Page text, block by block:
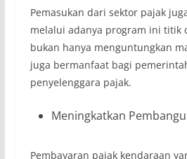
Pemasukan dari sektor pajak
melalui adanya program ini titik
bukan hanya menguntungkan
juga bermanfaat bagi
penyelenggara pajak.
Meningkatkan
Pembayaran pajak kendaraan